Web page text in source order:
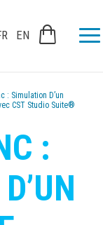
EN
: Simulation D’un
CST Studio Suite®
: